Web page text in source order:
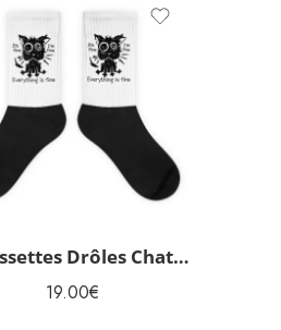
Chaussettes Drôles Chat noir
19.00€